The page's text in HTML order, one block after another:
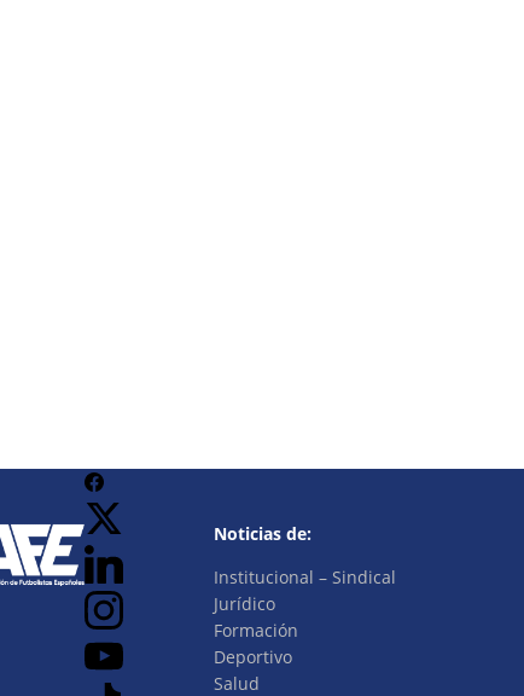
Noticias de:
Institucional – Sindical
Jurídico
Formación
Deportivo
Salud